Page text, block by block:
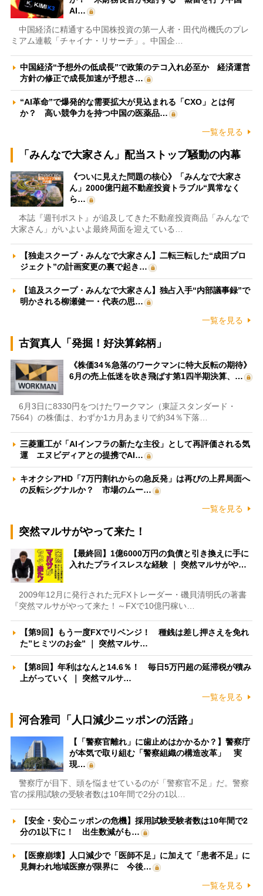
AI…
中国経済に精通する中国株投資の第一人者・田代尚機氏のプレ
ミアム連載「チャイナ・リサーチ」。中国企…
中国経済“予想外の低成長”で政策のテコ入れ必至か 経済運営
方針の修正で成長加速が予想さ…
“AI革命”で爆発的な需要拡大が見込まれる「CXO」とは何
か？ 高い競争力を持つ中国の医薬品…
一覧を見る
「みんなで大家さん」配当ストップ騒動の内幕
《ついに見えた問題の核心》「みんなで大家さ
ん」2000億円超不動産投資トラブル“異常なく
ら…
本誌『週刊ポスト』が追及してきた不動産投資商品「みんなで
大家さん」がいよいよ最終局面を迎えている…
【独走スクープ・みんなで大家さん】二転三転した“成田プロ
ジェクト”の計画変更の裏で起き…
【追及スクープ・みんなで大家さん】独占入手“内部議事録”で
明かされる柳瀬健一・代表の思…
一覧を見る
古賀真人「発掘！好決算銘柄」
《株価34％急落のワークマンに特大反転の期待》
6月の売上低迷を吹き飛ばす第1四半期決算、…
6月3日に8330円をつけたワークマン（東証スタンダード・
7564）の株価は、わずか1カ月あまりで約34％下落…
三菱重工が「AIインフラの新たな主役」として再評価される気
運 エヌビディアとの提携でAI…
キオクシアHD「7万円割れからの急反発」は再びの上昇局面へ
の反転シグナルか？ 市場のムー…
一覧を見る
突然マルサがやって来た！
【最終回】1億6000万円の負債と引き換えに手に
入れたプライスレスな経験 ｜ 突然マルサがや…
2009年12月に発行された元FXトレーダー・磯貝清明氏の著書
『突然マルサがやって来た！～FXで10億円稼い…
【第9回】もう一度FXでリベンジ！ 種銭は差し押さえを免れ
た”ヒミツのお金” ｜ 突然マルサ…
【第8回】年利はなんと14.6％！ 毎日5万円超の延滞税が積み
上がっていく ｜ 突然マルサ…
一覧を見る
河合雅司「人口減少ニッポンの活路」
【「警察官離れ」に歯止めはかかるか？】警察庁
が本気で取り組む「警察組織の構造改革」 実
現…
警察庁が目下、頭を悩ませているのが「警察官不足」だ。警察
官の採用試験の受験者数は10年間で2分の1以…
【安全・安心ニッポンの危機】採用試験受験者数は10年間で2
分の1以下に！ 出生数減がも…
【医療崩壊】人口減少で「医師不足」に加えて「患者不足」に
見舞われ地域医療が限界に 今後…
一覧を見る